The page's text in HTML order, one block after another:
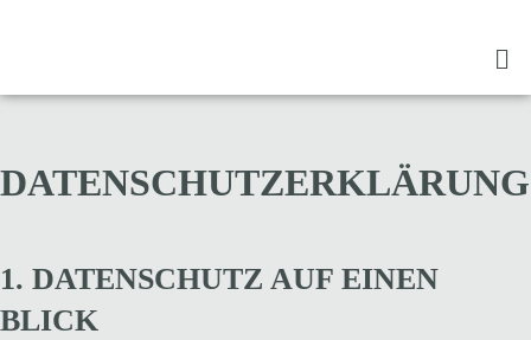
DATENSCHUTZERKLÄRUNG
1. DATENSCHUTZ AUF EINEN
BLICK